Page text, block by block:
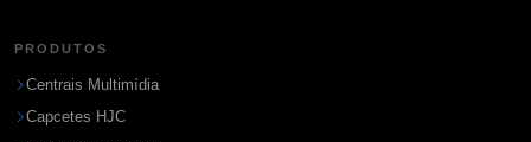
PRODUTOS
Centrais Multimídia
Capcetes HJC